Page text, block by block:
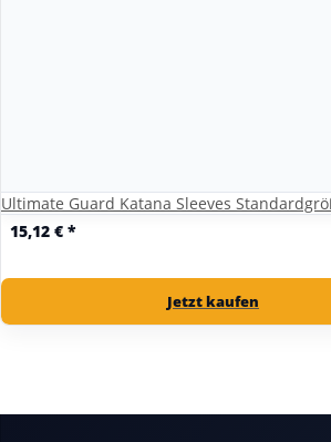
Ultimate Guard Katana Sleeves
15,12 € *
Jetzt kaufen